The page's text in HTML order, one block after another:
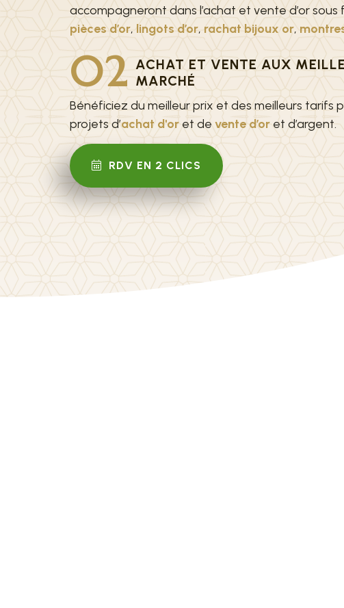
accompagneront dans l’achat et vente d’or sous
pièces d’or,lingots d’or, rachat bijoux or,
02 ACHAT ET VENTE AUX
MARCHÉ
Bénéficiez du meilleur prix et des meilleurs tarifs
projets d’achat d'or et de vente d’or et d’argent.
RDV EN 2 CLICS